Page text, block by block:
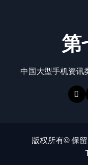
第
中国大型手机资讯
版权所有© 保留